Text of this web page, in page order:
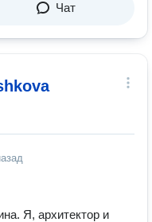
Чат
Я, архитектор и